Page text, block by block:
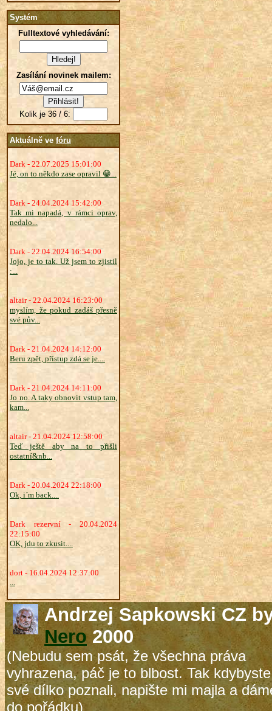
Systém
Fulltextové vyhledávání:
Zasílání novinek mailem:
Kolik je 36 / 6:
Aktuálně ve fóru
Dark - 22.07.2025 15:01:00
Jé, on to někdo zase opravil 😁...
Dark - 24.04.2024 15:42:00
Tak mi napadá, v rámci oprav,
nedalo...
Dark - 22.04.2024 16:54:00
Jojo, je to tak. Už jsem to zjistil
:...
altair - 22.04.2024 16:23:00
myslím, že pokud zadáš přesně
své pův...
Dark - 21.04.2024 14:12:00
Beru zpět, přístup zdá se je....
Dark - 21.04.2024 14:11:00
Jo no. A taky obnovit vstup tam,
kam...
altair - 21.04.2024 12:58:00
Teď ještě aby na to přišli
ostatní&nb...
Dark - 20.04.2024 22:18:00
Ok, i´m back....
Dark rezervní - 20.04.2024
22:15:00
OK, jdu to zkusit....
dort - 16.04.2024 12:37:00
...
Andrzej Sapkowski CZ
Nero2000
(Nebudu sem psát, že všechna práva
vyhrazena, páč je to blbost. Tak
své dílko poznali, napište mi majla a
do pořádku)